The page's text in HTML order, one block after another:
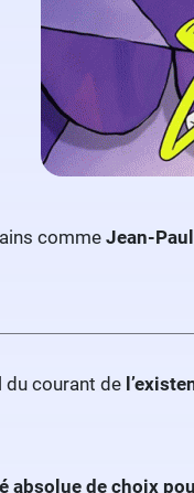
comme Jean-
courant de
absolue de choix